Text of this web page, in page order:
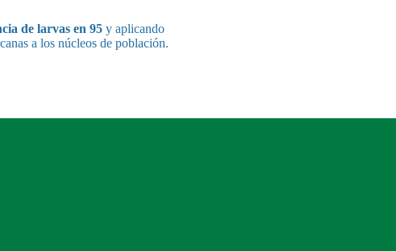
de larvas en 95 y aplicando
a los núcleos de población.